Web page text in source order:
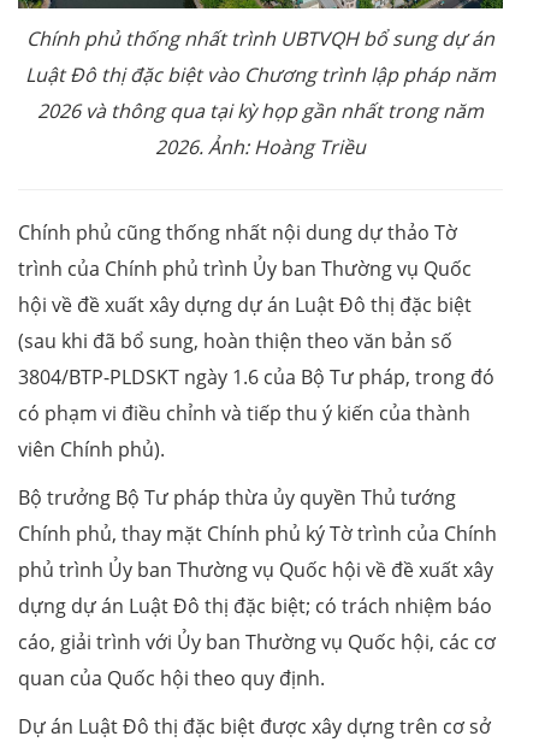
Chính phủ thống nhất trình UBTVQH bổ sung dự án
Luật Đô thị đặc biệt vào Chương trình lập pháp năm
2026 và thông qua tại kỳ họp gần nhất trong năm
2026. Ảnh: Hoàng Triều
Chính phủ cũng thống nhất nội dung dự thảo Tờ
trình của Chính phủ trình Ủy ban Thường vụ Quốc
hội về đề xuất xây dựng dự án Luật Đô thị đặc biệt
(sau khi đã bổ sung, hoàn thiện theo văn bản số
3804/BTP-PLDSKT ngày 1.6 của Bộ Tư pháp, trong đó
có phạm vi điều chỉnh và tiếp thu ý kiến của thành
viên Chính phủ).
Bộ trưởng Bộ Tư pháp thừa ủy quyền Thủ tướng
Chính phủ, thay mặt Chính phủ ký Tờ trình của Chính
phủ trình Ủy ban Thường vụ Quốc hội về đề xuất xây
dựng dự án Luật Đô thị đặc biệt; có trách nhiệm báo
cáo, giải trình với Ủy ban Thường vụ Quốc hội, các cơ
quan của Quốc hội theo quy định.
Dự án Luật Đô thị đặc biệt được xây dựng trên cơ sở